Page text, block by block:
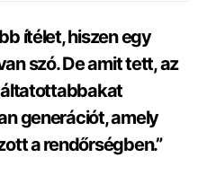
ítélet, hiszen egy
szó. De amit tett, az
generációt, amely
a rendőrségben.”